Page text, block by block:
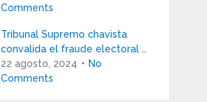
Comments
Tribunal Supremo chavista
convalida el fraude electoral …
22 agosto, 2024
No
Comments